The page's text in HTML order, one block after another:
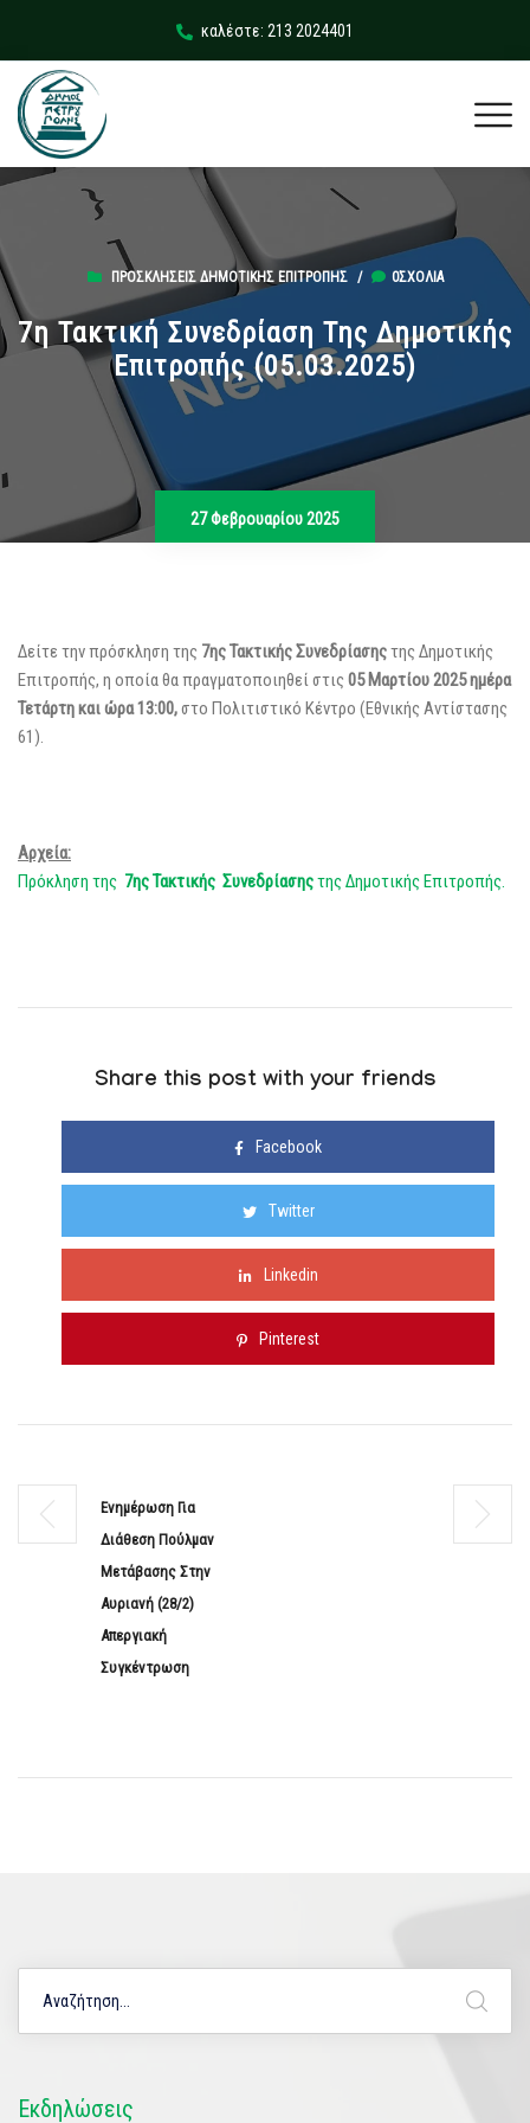
καλέστε: 213 2024401
ΠΡΟΣΚΛΉΣΕΙΣ ΔΗΜΟΤΙΚΉΣ ΕΠΙΤΡΟΠΉΣ/ 0ΣΧΌΛΙΑ
7η Τακτική Συνεδρίαση Της Δημοτικής
Επιτροπής (05.03.2025)
27 Φεβρουαρίου 2025
Δείτε την πρόσκληση της 7ης Τακτικής Συνεδρίασηςτης Δημοτικής
Επιτροπής, η οποία θα πραγματοποιηθεί στις 05 Μαρτίου 2025 ημέρα
Τετάρτη και ώρα 13:00,στο Πολιτιστικό Κέντρο (Εθνικής Αντίστασης
61).
Αρχεία:
Πρόκληση της 7ης Τακτικής Συνεδρίασηςτης Δημοτικής Επιτροπής.
Share this post with your friends
Facebook
Twitter
Linkedin
Pinterest
Ενημέρωση Για
Διάθεση Πούλμαν
Μετάβασης Στην
Αυριανή (28/2)
Απεργιακή
Συγκέντρωση
Εκδηλώσεις